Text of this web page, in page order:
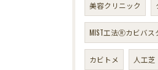
美容クリニック
MIST工法Ⓡカビバス
カビトメ 人工芝